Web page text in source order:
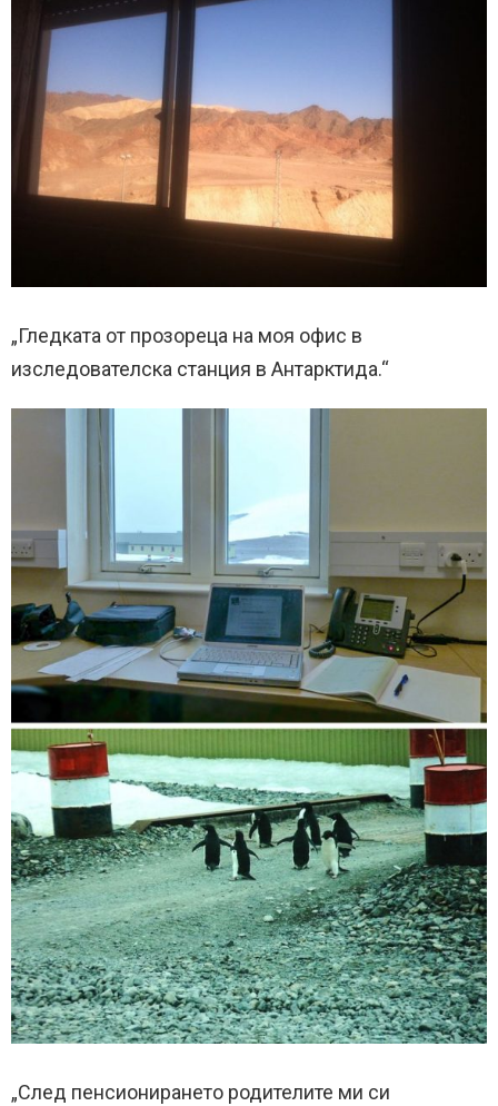
„Гледката от прозореца на моя офис в
изследователска станция в Антарктида.“
„След пенсионирането родителите ми си